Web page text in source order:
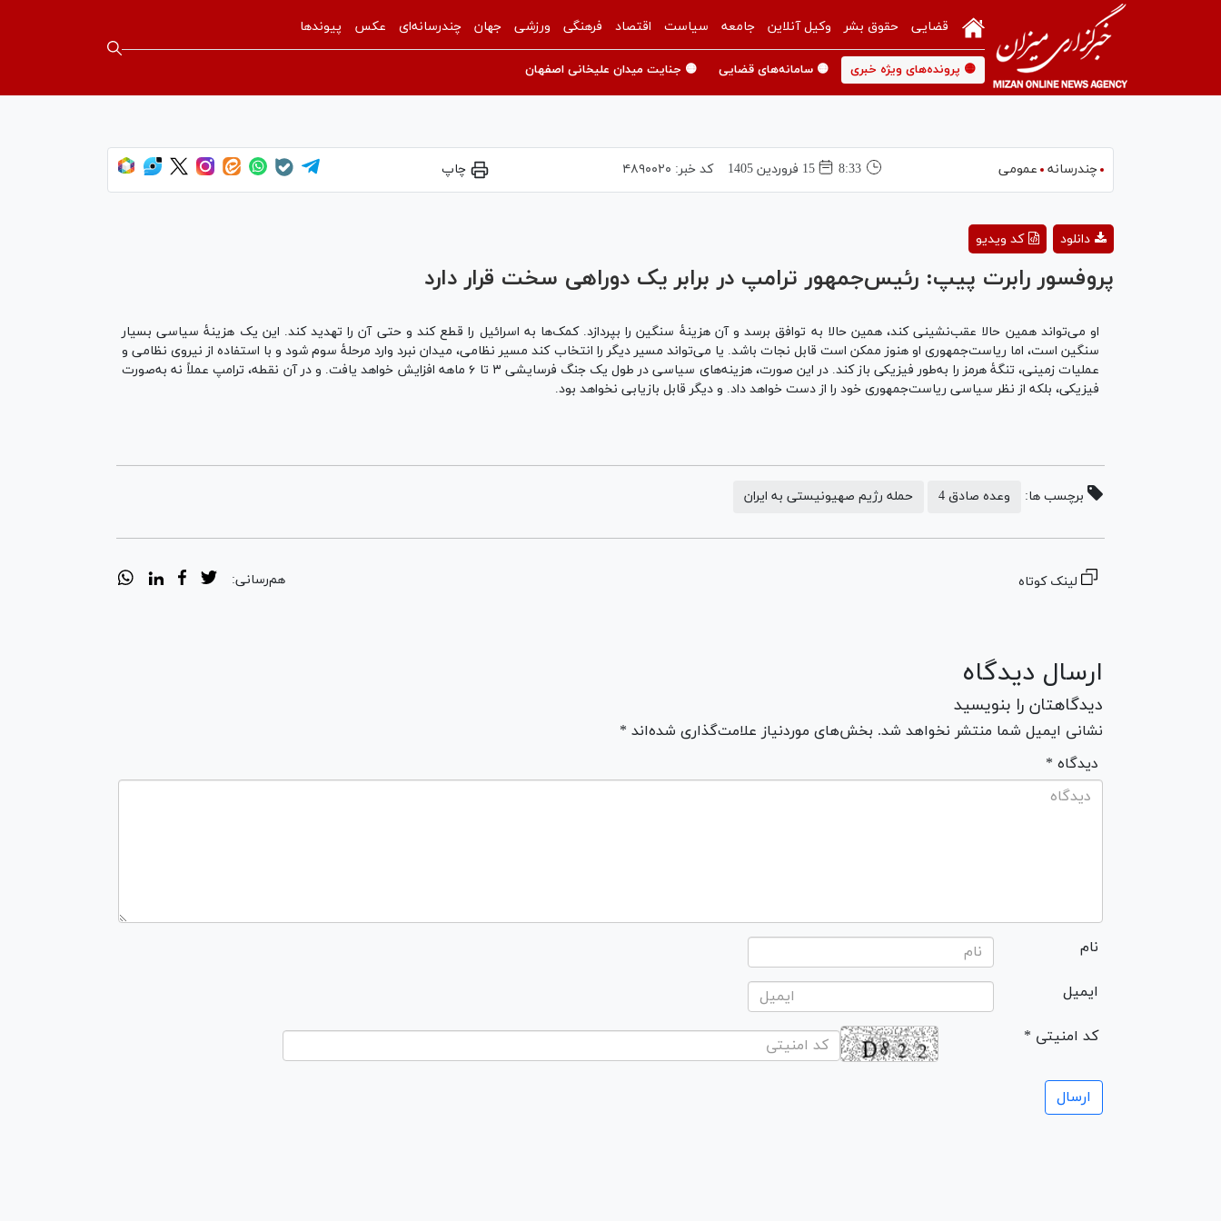
قضایی حقوق بشر وکیل آنلاین جامعه سیاست اقتصاد فرهنگی ورزشی جهان چندرسانه‌ای عکس پیوندها
🟡 پرونده‌های ویژه خبری 🟡 سامانه‌های قضایی 🟡 جنایت میدان علیخانی اصفهان
چندرسانه عمومی 8:33 15 فروردين 1405 کد خبر: ۴۸۹۰۰۲۰ چاپ
Video
کد ویدیو دانلود
پروفسور رابرت پیپ: رئیس‌جمهور ترامپ در برابر یک دوراهی سخت قرار دارد
او می‌تواند همین حالا عقب‌نشینی کند، همین حالا به توافق برسد و آن هزینۀ سنگین را بپردازد. کمک‌ها به اسرائیل را قطع کند و حتی آن را تهدید کند. این یک هزینۀ سیاسی بسیار
سنگین است، اما ریاست‌جمهوری او هنوز ممکن است قابل نجات باشد. یا می‌تواند مسیر دیگر را انتخاب کند مسیر نظامی، میدان نبرد وارد مرحلۀ سوم شود و با استفاده از نیروی نظامی و
عملیات زمینی، تنگۀ هرمز را به‌طور فیزیکی باز کند. در این صورت، هزینه‌های سیاسی در طول یک جنگ فرسایشی ۳ تا ۶ ماهه افزایش خواهد یافت. و در آن نقطه، ترامپ عملاً نه به‌صورت
فیزیکی، بلکه از نظر سیاسی ریاست‌جمهوری خود را از دست خواهد داد. و دیگر قابل بازیابی نخواهد بود.
برچسب ها: وعده صادق 4 حمله رژیم صهیونیستی به ایران
لینک کوتاه هم‌رسانی:
ارسال دیدگاه
دیدگاهتان را بنویسید
نشانی ایمیل شما منتشر نخواهد شد. بخش‌های موردنیاز علامت‌گذاری شده‌اند *
* دیدگاه
نام
ایمیل
* کد امنیتی